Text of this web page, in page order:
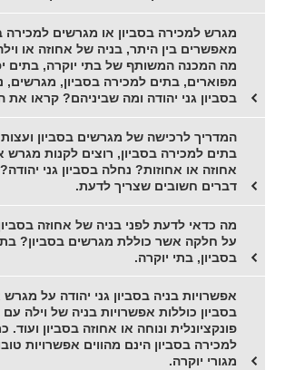
מגרש למכירה בסביון או מגרשים למכירה
מאפשרים בין היתר, בניה של אחוזה או
מה המכנה המשותף של בתי יוקרה, בתים
מפוארים, בתים למכירה בסביון, מגרשים,
בסביון גני יהודה ומה שביניהם? קראו
המדריך לרכישה של מגרשים בסביון
בתים למכירה בסביון, רוצים לקנות מגרש
אחוזה או אחוזות? נחלה בסביון גני
דברים חשובים שצריך לדעת.
מה כדאי לדעת לפני בניה של אחוזה
על חלקה אשר כוללת מגרשים בסביון?
בסביון, בתי יוקרה.
אפשרויות בניה בסביון גני יהודה על
בסביון כוללות אפשרויות בניה של וילה
פונקציונלית ונוחה או אחוזה בסביון ועוד.
למכירה בסביון הינם מהווים אפשרויות
מגורי יוקרה.